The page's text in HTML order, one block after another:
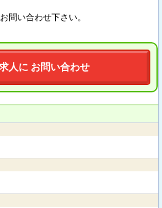
問い合わせ下さい。
人に お問い合わせ